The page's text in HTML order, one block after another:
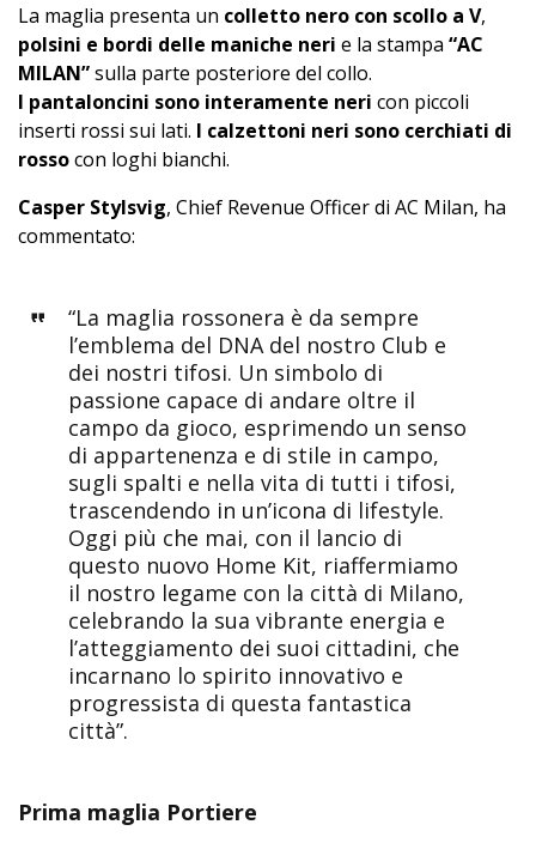
La maglia presenta un colletto nero con scollo a V,
polsini e bordi delle maniche neri e la stampa “AC
MILAN”sulla parte posteriore del collo.
I pantaloncini sono interamente neri con piccoli
inserti rossi sui lati. I calzettoni neri sono cerchiati di
rossocon loghi bianchi.
Casper Stylsvig, Chief Revenue Officer di AC Milan, ha
commentato:
“La maglia rossonera è da sempre
l’emblema del DNA del nostro Club e
dei nostri tifosi. Un simbolo di
passione capace di andare oltre il
campo da gioco, esprimendo un senso
di appartenenza e di stile in campo,
sugli spalti e nella vita di tutti i tifosi,
trascendendo in un’icona di lifestyle.
Oggi più che mai, con il lancio di
questo nuovo Home Kit, riaffermiamo
il nostro legame con la città di Milano,
celebrando la sua vibrante energia e
l’atteggiamento dei suoi cittadini, che
incarnano lo spirito innovativo e
progressista di questa fantastica
città”.
Prima maglia Portiere